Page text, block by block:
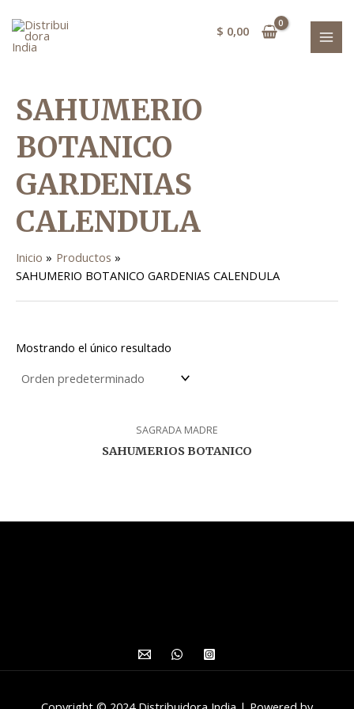
contenido
$ 0,00
SAHUMERIO
BOTANICO
GARDENIAS
CALENDULA
Inicio
Productos
SAHUMERIO BOTANICO GARDENIAS CALENDULA
Mostrando el único resultado
SAGRADA MADRE
SAHUMERIOS BOTANICO